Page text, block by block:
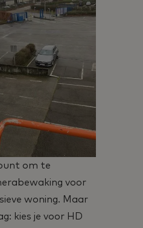
om te
voor
woning. Maar
kies je voor HD